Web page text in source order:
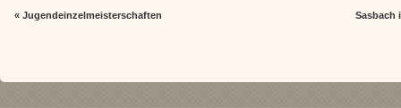
«Jugendeinzelmeisterschaften Sasbach